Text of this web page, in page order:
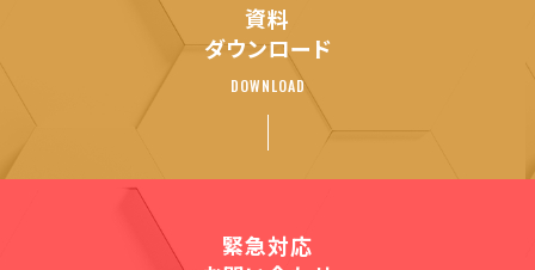
資料
ダウンロード
DOWNLOAD
緊急対応